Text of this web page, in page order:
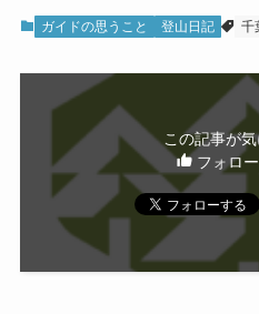
ガイドの思うこと 登山日記 千
この記事が
フォロ